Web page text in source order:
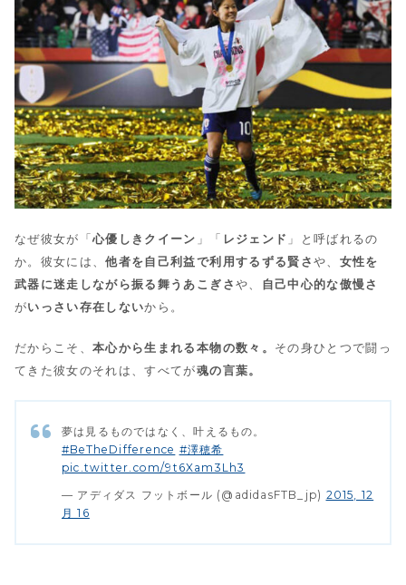
なぜ彼女が「心優しきクイーン 」「 レジェンド 」と呼ばれるの
か。彼女には、他者を自己利益で利用するずる賢さや、 女性を
武器に迷走しながら振る舞うあこぎさや、 自己中心的な傲慢さ
がいっさい存在しないから。
だからこそ、本心から生まれる本物の数々。 その身ひとつで闘っ
てきた彼女のそれは、すべてが魂の言葉。
夢は見るものではなく、叶えるもの。
#BeTheDifference #澤穂希
pic.twitter.com/9t6Xam3Lh3
— アディダス フットボール (@adidasFTB_jp) 2015, 12
月 16